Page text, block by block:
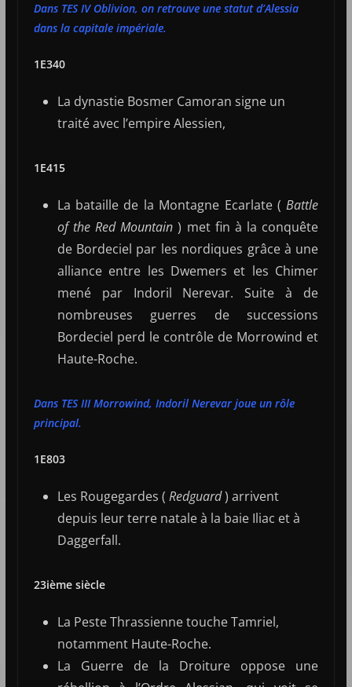
Dans TES IV Oblivion, on retrouve une statut d’Alessia
dans la capitale impériale.
1E340
La dynastie Bosmer Camoran signe un
traité avec l’empire Alessien,
1E415
La bataille de la Montagne Ecarlate (Battle
of the Red Mountain ) met fin à la conquête
de Bordeciel par les nordiques grâce à une
alliance entre les Dwemers et les Chimer
mené par Indoril Nerevar. Suite à de
nombreuses guerres de successions
Bordeciel perd le contrôle de Morrowind et
Haute-Roche.
Dans TES III Morrowind, Indoril Nerevar joue un rôle
principal.
1E803
Les Rougegardes ( Redguard) arrivent
depuis leur terre natale à la baie Iliac et à
Daggerfall.
23ième siècle
La Peste Thrassienne touche Tamriel,
notamment Haute-Roche.
La Guerre de la Droiture oppose une